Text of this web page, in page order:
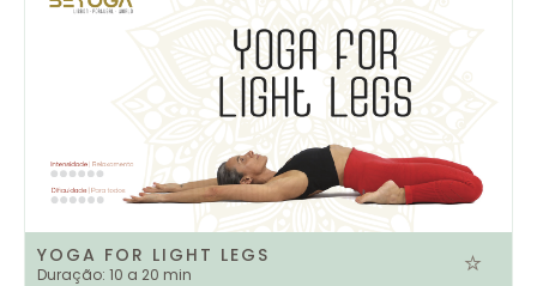
YOGA FOR LIGHT LEGS
Duração: 10 a 20 min